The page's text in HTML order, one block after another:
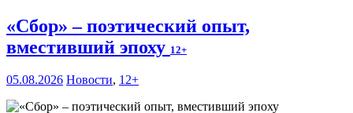
«Сбор» – поэтический опыт,
вместивший эпоху 12+
05.08.2026 Новости, 12+